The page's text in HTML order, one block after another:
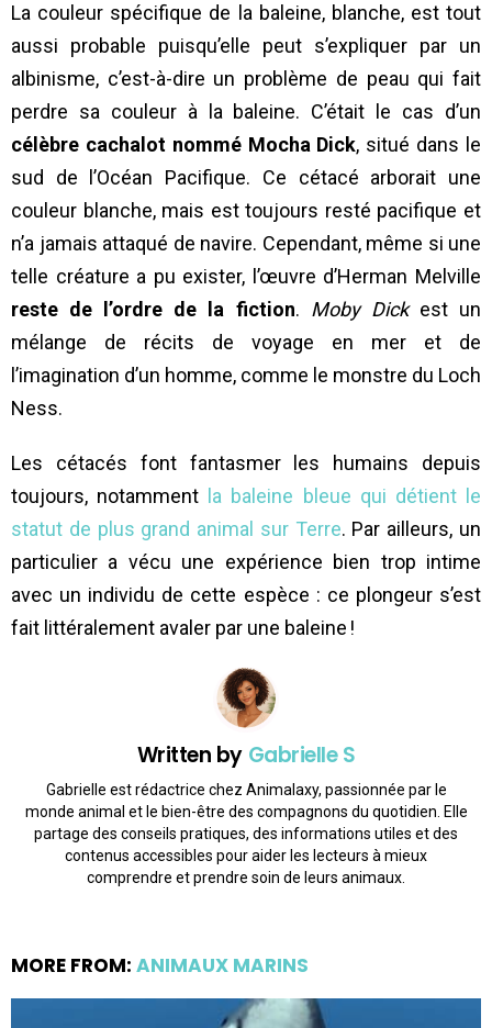
La couleur spécifique de la baleine, blanche, est tout
aussi probable puisqu’elle peut s’expliquer par un
albinisme, c’est-à-dire un problème de peau qui fait
perdre sa couleur à la baleine. C’était le cas d’un
célèbre cachalot nommé Mocha Dick, situé dans le
sud de l’Océan Pacifique. Ce cétacé arborait une
couleur blanche, mais est toujours resté pacifique et
n’a jamais attaqué de navire. Cependant, même si une
telle créature a pu exister, l’œuvre d’Herman Melville
reste de l’ordre de la fiction. Moby Dickest un
mélange de récits de voyage en mer et de
l’imagination d’un homme, comme le monstre du Loch
Ness.
Les cétacés font fantasmer les humains depuis
toujours, notamment
la baleine bleue qui détient le
statut de plus grand animal sur Terre. Par ailleurs, un
particulier a vécu une expérience bien trop intime
avec un individu de cette espèce : ce plongeur s’est
fait littéralement avaler par une baleine !
Written by Gabrielle S
Gabrielle est rédactrice chez Animalaxy, passionnée par le
monde animal et le bien-être des compagnons du quotidien. Elle
partage des conseils pratiques, des informations utiles et des
contenus accessibles pour aider les lecteurs à mieux
comprendre et prendre soin de leurs animaux.
MORE FROM: ANIMAUX MARINS